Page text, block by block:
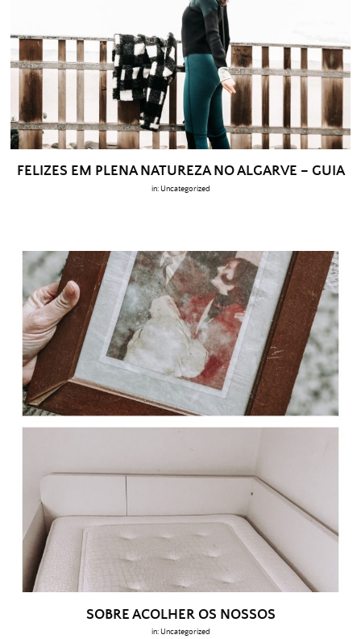
FELIZES EM PLENA NATUREZA NO ALGARVE – GUIA
in: Uncategorized
SOBRE ACOLHER OS NOSSOS
in: Uncategorized